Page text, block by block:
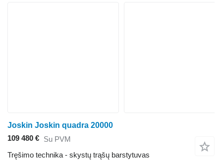
Joskin Joskin quadra 20000
109 480 € Su PVM
Tręšimo technika - skystų trąšų barstytuvas